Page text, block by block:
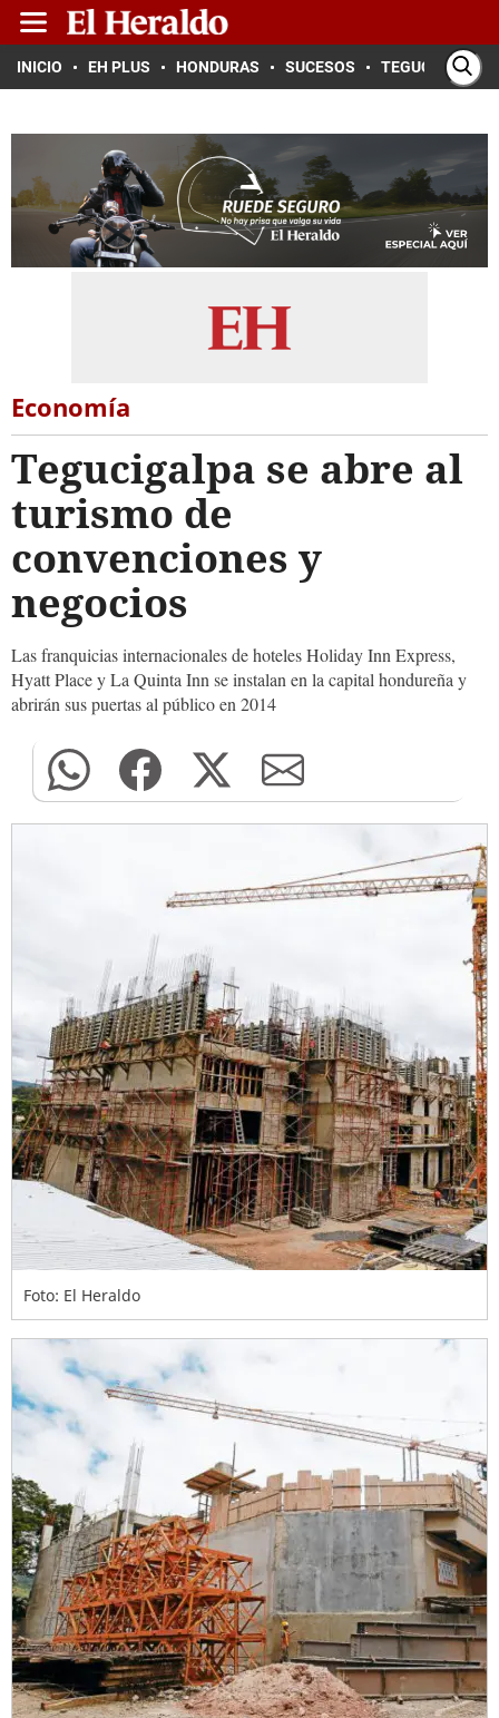
INICIO EH PLUS HONDURAS SUCESOS TEGUCIGALPA
Economía
Tegucigalpa se abre al
turismo de
convenciones y
negocios
Las franquicias internacionales de hoteles Holiday Inn Express,
Hyatt Place y La Quinta Inn se instalan en la capital hondureña y
abrirán sus puertas al público en 2014
Foto: El Heraldo